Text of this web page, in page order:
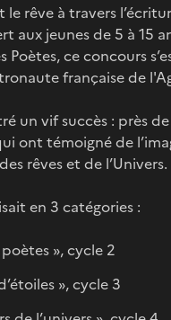
le rêve à travers
aux jeunes de 5 à 15
Poètes, ce concours
française de
un vif succès : près
ont témoigné de
rêves et de l’Univers.
en 3 catégories :
», cycle 2
», cycle 3